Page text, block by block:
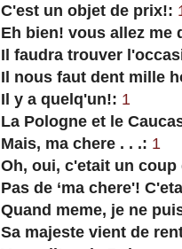
C'est un objet de prix!:
Eh bien! vous allez me
Il faudra trouver
Il nous faut dent mille
Il y a quelq'un!: 1
La Pologne et le
Mais, ma chere . . .: 1
Oh, oui, c'etait un
Pas de ‘ma chere'!
Quand meme, je ne
Sa majeste vient de